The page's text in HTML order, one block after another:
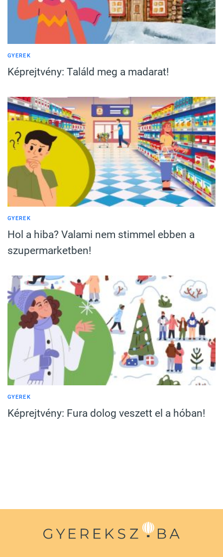
GYEREK
Képrejtvény: Találd meg a madarat!
GYEREK
Hol a hiba? Valami nem stimmel ebben a
szupermarketben!
GYEREK
Képrejtvény: Fura dolog veszett el a hóban!